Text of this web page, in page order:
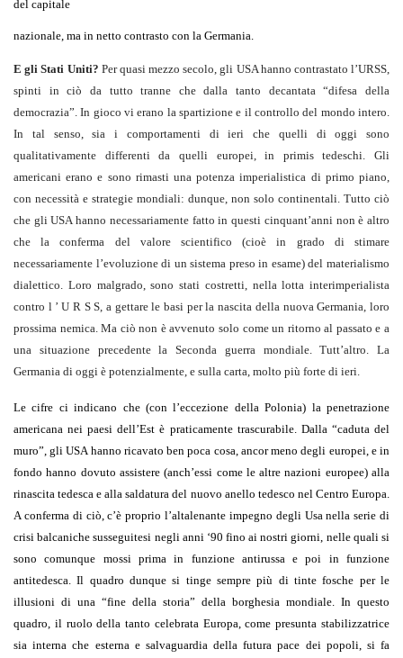
del capitale
nazionale, ma in netto contrasto con la Germania.
E gli Stati Uniti? Per quasi mezzo secolo, gli USA hanno contrastato l’URSS,
spinti in ciò da tutto tranne che dalla tanto decantata “difesa della
democrazia”. In gioco vi erano la spartizione e il controllo del mondo intero.
In tal senso, sia i comportamenti di ieri che quelli di oggi sono
qualitativamente differenti da quelli europei, in primis tedeschi. Gli
americani erano e sono rimasti una potenza imperialistica di primo piano,
con necessità e strategie mondiali: dunque, non solo continentali. Tutto ciò
che gli USA hanno necessariamente fatto in questi cinquant’anni non è altro
che la conferma del valore scientifico (cioè in grado di stimare
necessariamente l’evoluzione di un sistema preso in esame) del materialismo
dialettico. Loro malgrado, sono stati costretti, nella lotta interimperialista
contro l ’ U R S S, a gettare le basi per la nascita della nuova Germania, loro
prossima nemica. Ma ciò non è avvenuto solo come un ritorno al passato e a
una situazione precedente la Seconda guerra mondiale. Tutt’altro. La
Germania di oggi è potenzialmente, e sulla carta, molto più forte di ieri.
Le cifre ci indicano che (con l’eccezione della Polonia) la penetrazione
americana nei paesi dell’Est è praticamente trascurabile. Dalla “caduta del
muro”, gli USA hanno ricavato ben poca cosa, ancor meno degli europei, e in
fondo hanno dovuto assistere (anch’essi come le altre nazioni europee) alla
rinascita tedesca e alla saldatura del nuovo anello tedesco nel Centro Europa.
A conferma di ciò, c’è proprio l’altalenante impegno degli Usa nella serie di
crisi balcaniche susseguitesi negli anni ‘90 fino ai nostri giorni, nelle quali si
sono comunque mossi prima in funzione antirussa e poi in funzione
antitedesca. Il quadro dunque si tinge sempre più di tinte fosche per le
illusioni di una “fine della storia” della borghesia mondiale. In questo
quadro, il ruolo della tanto celebrata Europa, come presunta stabilizzatrice
sia interna che esterna e salvaguardia della futura pace dei popoli, si fa